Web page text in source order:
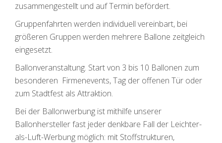
zusammengestellt und auf Termin befördert.
Gruppenfahrten werden individuell vereinbart, bei
größeren Gruppen werden mehrere Ballone zeitgleich
eingesetzt.
Ballonveranstaltung. Start von 3 bis 10 Ballonen zum
besonderen Firmenevents, Tag der offenen Tür oder
zum Stadtfest als Attraktion.
Bei der Ballonwerbung ist mithilfe unserer
Ballonhersteller fast jeder denkbare Fall der Leichter-
als-Luft-Werbung möglich: mit Stoffstrukturen,